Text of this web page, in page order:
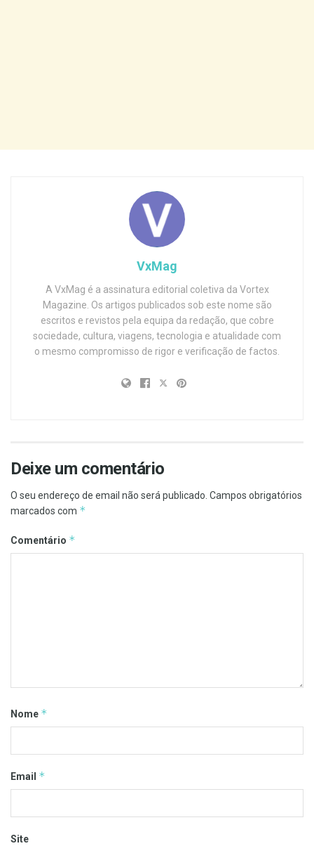
VxMag
A VxMag é a assinatura editorial coletiva da Vortex
Magazine. Os artigos publicados sob este nome são
escritos e revistos pela equipa da redação, que cobre
sociedade, cultura, viagens, tecnologia e atualidade com
o mesmo compromisso de rigor e verificação de factos.
Deixe um comentário
O seu endereço de email não será publicado. Campos obrigatórios
marcados com *
Comentário *
Nome *
Email *
Site